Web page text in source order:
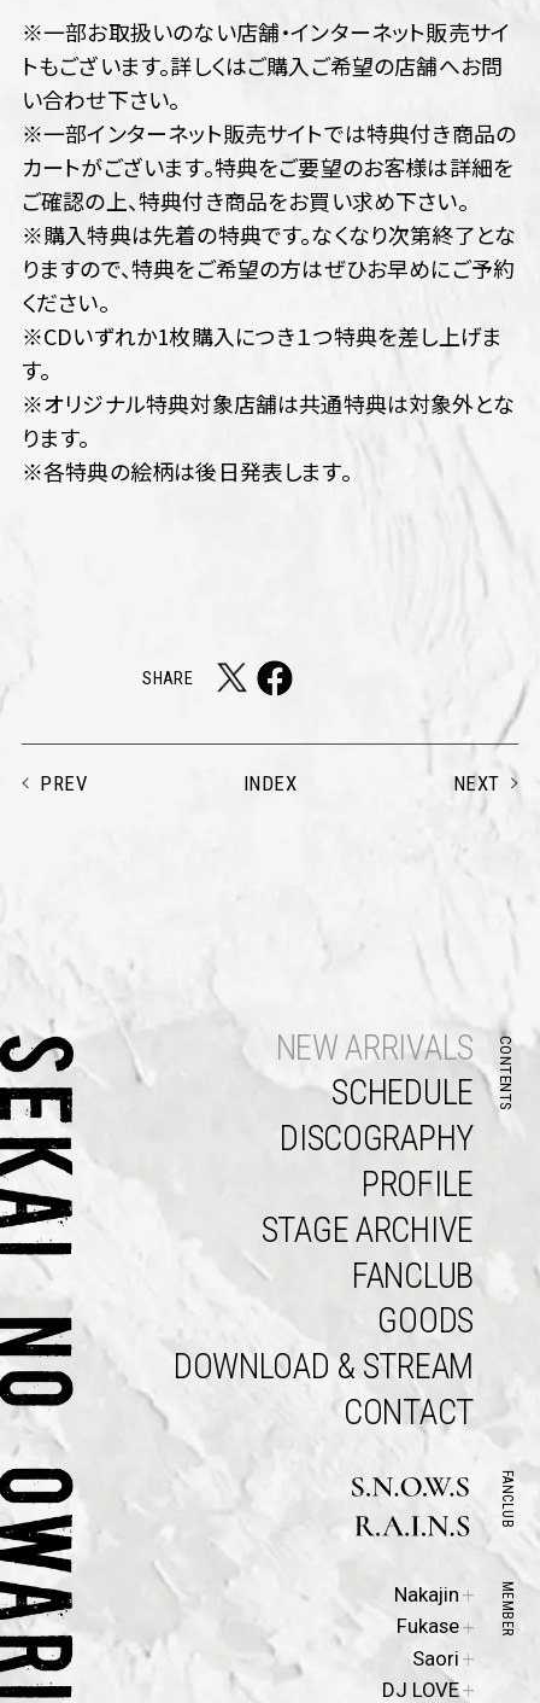
※一部お取扱いのない店舗・インターネット販売サイ
トもございます。詳しくはご購入ご希望の店舗へお問
い合わせ下さい。
※一部インターネット販売サイトでは特典付き商品の
カートがございます。特典をご要望のお客様は詳細を
ご確認の上、特典付き商品をお買い求め下さい。
※購入特典は先着の特典です。なくなり次第終了とな
りますので、特典をご希望の方はぜひお早めにご予約
ください。
※CDいずれか1枚購入につき１つ特典を差し上げま
す。
※オリジナル特典対象店舗は共通特典は対象外とな
ります。
※各特典の絵柄は後日発表します。
SHARE
PREV INDEX NEXT
CONTENTS
NEW ARRIVALS
SCHEDULE
DISCOGRAPHY
PROFILE
STAGE ARCHIVE
FANCLUB
GOODS
DOWNLOAD & STREAM
CONTACT
FANCLUB
MEMBER
Nakajin
Official
Site
Fukase
Official
Site
Saori
DJ LOVE